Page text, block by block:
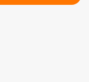
am Samstag, 10.